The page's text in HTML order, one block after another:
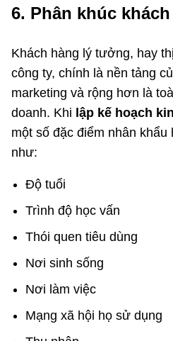
6. Phân khúc
Khách hàng lý tưởng, hay
công ty, chính là nền tảng
marketing và rộng hơn là
doanh. Khi lập kế hoạch
một số đặc điểm nhân khẩu
như:
Độ tuổi
Trình độ học vấn
Thói quen tiêu dùng
Nơi sinh sống
Nơi làm việc
Mạng xã hội họ sử dụng